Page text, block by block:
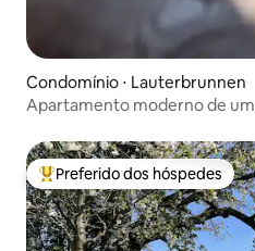
Condomínio ⋅ Lauterbrunnen
Apartamento moderno de
Entre os melhores preferidos
Preferido dos hóspedes